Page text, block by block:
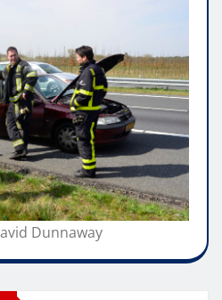
Dunnaway